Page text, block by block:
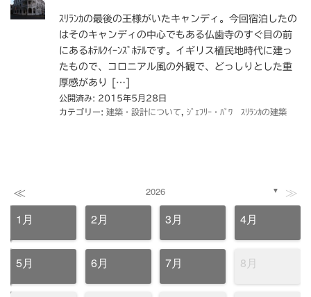
ｽﾘﾗﾝｶの最後の王様がいたキャンディ。今回宿泊したの
はそのキャンディの中心でもある仏歯寺のすぐ目の前
にあるﾎﾃﾙｸｲｰﾝｽﾞﾎﾃﾙです。イギリス植民地時代に建っ
たもので、コロニアル風の外観で、どっしりとした重
厚感があり […]
公開済み: 2015年5月28日
カテゴリー: 建築・設計について ｼﾞｪﾌﾘｰ・ﾊﾞﾜ ｽﾘﾗﾝｶの建築
≪ 2026 ▼ ≫
1月 2月 3月 4月
5月 6月 7月 8月